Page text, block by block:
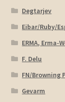
Degtarjev
Eibar/Ruby/
ERMA, Erma-
F. Delu
FN/Browning
Gevarm